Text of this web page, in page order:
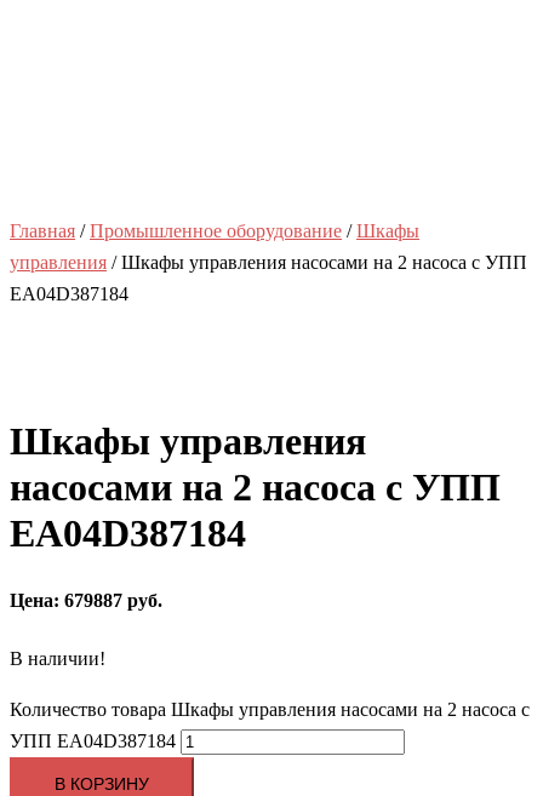
Главная /Промышленное оборудование /Шкафы
управления / Шкафы управления насосами на 2 насоса с УПП
EA04D387184
Шкафы управления
насосами на 2 насоса с УПП
EA04D387184
Цена: 679887 руб.
В наличии!
Количество товара Шкафы управления насосами на 2 насоса с
УПП EA04D387184
В КОРЗИНУ